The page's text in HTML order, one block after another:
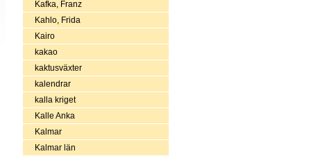
Kafka, Franz
Kahlo, Frida
Kairo
kakao
kaktusväxter
kalendrar
kalla kriget
Kalle Anka
Kalmar
Kalmar län